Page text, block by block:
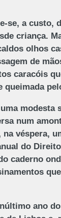
se, a custo,
criança.
olhos
de
caracóis
queimada
modesta
num
véspera,
do
caderno
ano